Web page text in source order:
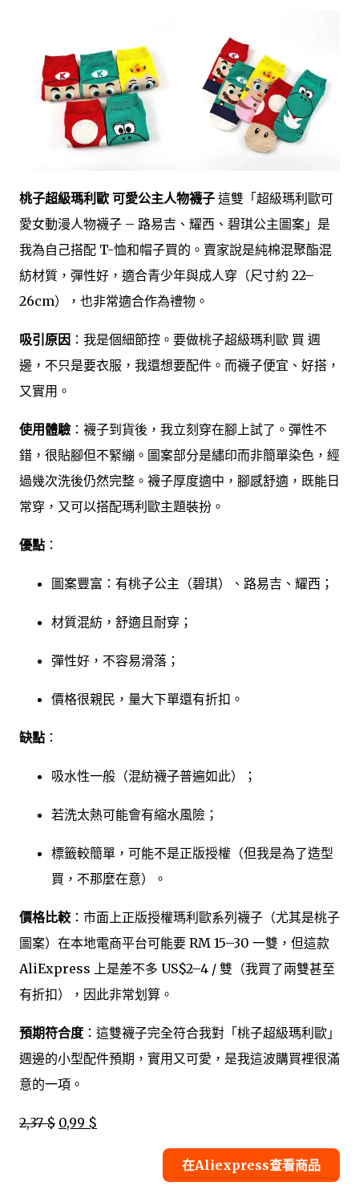
桃子超級瑪利歐 可愛公主人物襪子 這雙「超級瑪利歐可
愛女動漫人物襪子 – 路易吉、耀西、碧琪公主圖案」是
我為自己搭配 T-恤和帽子買的。賣家說是純棉混聚酯混
紡材質，彈性好，適合青少年與成人穿（尺寸約 22–
26cm），也非常適合作為禮物。
吸引原因 ：我是個細節控。要做桃子超級瑪利歐 買 週
邊，不只是要衣服，我還想要配件。而襪子便宜、好搭，
又實用。
使用體驗 ：襪子到貨後，我立刻穿在腳上試了。彈性不
錯，很貼腳但不緊繃。圖案部分是繡印而非簡單染色，經
過幾次洗後仍然完整。襪子厚度適中，腳感舒適，既能日
常穿，又可以搭配瑪利歐主題裝扮。
優點 ：
圖案豐富：有桃子公主（碧琪）、路易吉、耀西；
材質混紡，舒適且耐穿；
彈性好，不容易滑落；
價格很親民，量大下單還有折扣。
缺點 ：
吸水性一般（混紡襪子普遍如此）；
若洗太熱可能會有縮水風險；
標籤較簡單，可能不是正版授權（但我是為了造型
買，不那麼在意）。
價格比較 ：市面上正版授權瑪利歐系列襪子（尤其是桃子
圖案）在本地電商平台可能要 RM 15–30 一雙，但這款
AliExpress 上是差不多 US$2–4 / 雙（我買了兩雙甚至
有折扣），因此非常划算。
預期符合度 ：這雙襪子完全符合我對「桃子超級瑪利歐」
週邊的小型配件預期，實用又可愛，是我這波購買裡很滿
意的一項。
2,37 $ 0,99 $
在Aliexpress查看商品